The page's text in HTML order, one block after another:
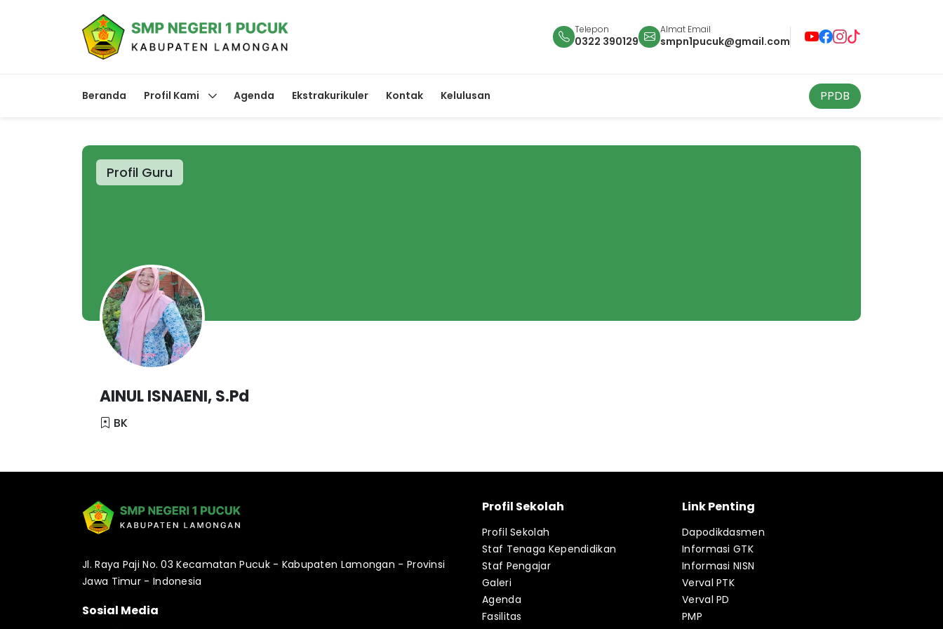
Telepon
0322 390129
Almat Email
smpn1pucuk@gmail.com
Beranda Profil Kami Agenda Ekstrakurikuler Kontak Kelulusan PPDB
Profil Guru
AINUL ISNAENI, S.Pd
BK
Jl. Raya Paji No. 03 Kecamatan Pucuk - Kabupaten Lamongan - Provinsi
Jawa Timur - Indonesia
Sosial Media
Profil Sekolah
Profil Sekolah
Staf Tenaga Kependidikan
Staf Pengajar
Galeri
Agenda
Fasilitas
Link Penting
Dapodikdasmen
Informasi GTK
Informasi NISN
Verval PTK
Verval PD
PMP